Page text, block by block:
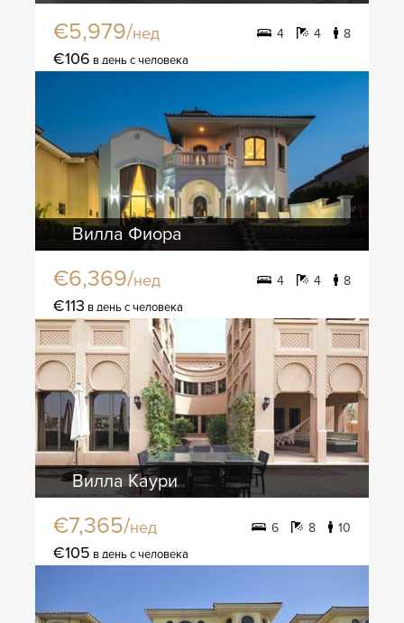
€5,979/нед 4 4 8
€106 в день с человека
Вилла Фиора
€6,369/нед 4 4 8
€113 в день с человека
Вилла Каури
€7,365/нед 6 8 10
€105 в день с человека